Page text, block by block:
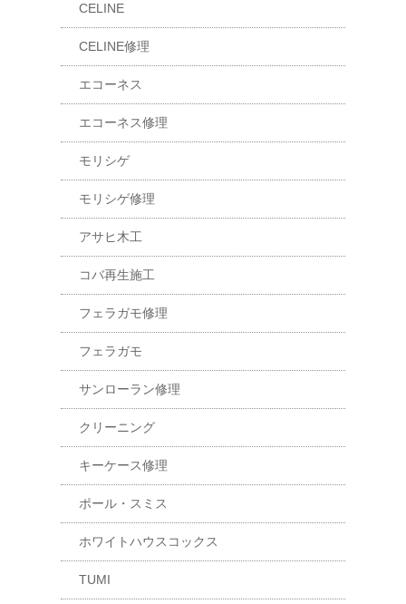
CELINE
CELINE修理
エコーネス
エコーネス修理
モリシゲ
モリシゲ修理
アサヒ木工
コバ再生施工
フェラガモ修理
フェラガモ
サンローラン修理
クリーニング
キーケース修理
ポール・スミス
ホワイトハウスコックス
TUMI